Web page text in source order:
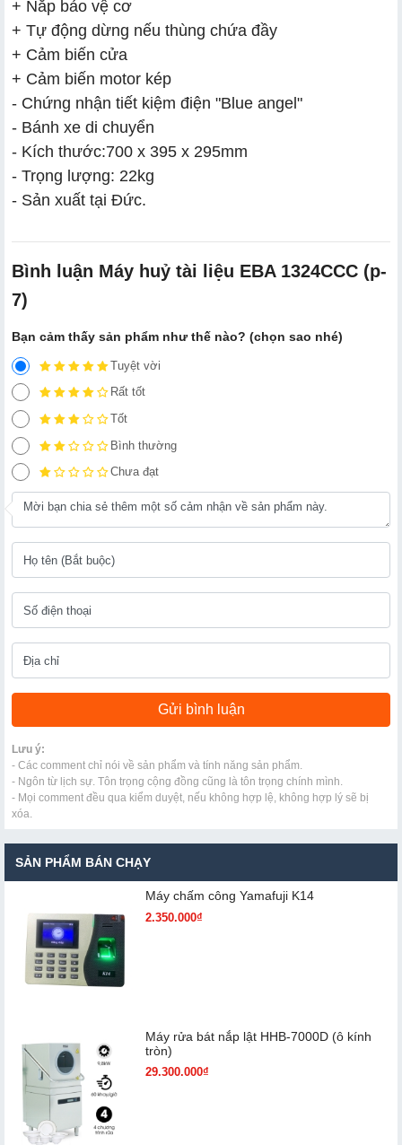
+ Nắp bảo vệ cơ
+ Tự động dừng nếu thùng chứa đầy
+ Cảm biến cửa
+ Cảm biến motor kép
- Chứng nhận tiết kiệm điện "Blue angel"
- Bánh xe di chuyển
- Kích thước:700 x 395 x 295mm
- Trọng lượng: 22kg
- Sản xuất tại Đức.
Bình luận Máy huỷ tài liệu EBA 1324CCC (p-
7)
Bạn cảm thấy sản phẩm như thế nào? (chọn sao nhé)
Tuyệt vời
Rất tốt
Tốt
Bình thường
Chưa đạt
Lưu ý:
- Các comment chỉ nói về sản phẩm và tính năng sản phẩm.
- Ngôn từ lịch sự. Tôn trọng cộng đồng cũng là tôn trọng chính mình.
- Mọi comment đều qua kiểm duyệt, nếu không hợp lệ, không hợp lý sẽ bị
xóa.
SẢN PHẨM BÁN CHẠY
Máy chấm cô​ng Yamafuji K14
2.350.000₫
Máy rửa bát nắp lật HHB-7000D (ô kính
tròn)
29.300.000₫